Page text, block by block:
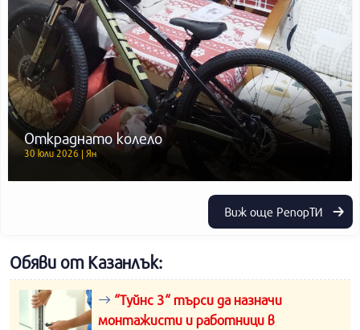
Откраднато колело
30 юли 2026 | Ян
Виж още РепорТИ
Обяви от Казанлък:
“Туйнс 3“ търси да назначи
монтажисти и работници в